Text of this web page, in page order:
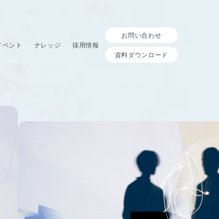
ベント ナレッジ 採用情報
お問い合わせ
資料ダウンロード